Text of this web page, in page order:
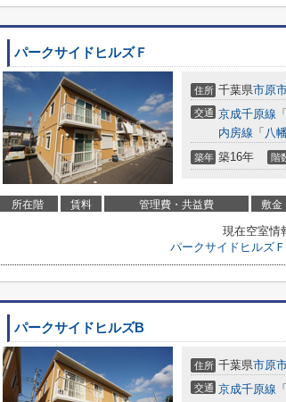
パークサイドヒルズＦ
住所 千葉県市原
交通 京成千原線 「
内房線 「 八
築年 築16年 階
所在階 賃料 管理費・共益費 敷金
現在空室情
パークサイドヒルズ
パークサイドヒルズB
住所 千葉県市原
交通 京成千原線 「